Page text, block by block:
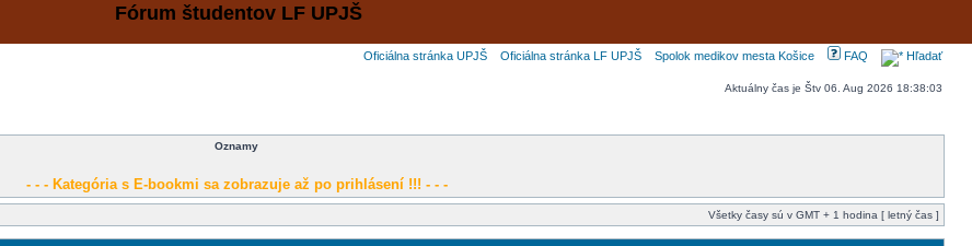
Fórum študentov LF UPJŠ
Oficiálna stránka UPJŠ Oficiálna stránka LF UPJŠ Spolok medikov mesta Košice FAQ Hľadať
Aktuálny čas je Štv 06. Aug 2026 18:38:03
Oznamy
- - - Kategória s E-bookmi sa zobrazuje až po prihlásení !!! - - -
Všetky časy sú v GMT + 1 hodina [ letný čas ]